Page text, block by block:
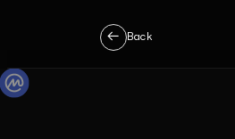
← Back